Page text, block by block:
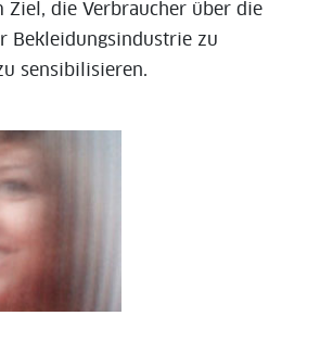
Ziel, die Verbraucher über die
Bekleidungsindustrie zu
sensibilisieren.